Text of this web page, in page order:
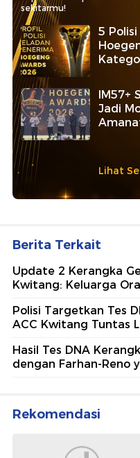
sekitarmu!
5
IM57+
Jadi
Lihat
Berita Terkait
Update 2 Kerangka
Kwitang: Keluarga
Polisi Targetkan Tes
ACC Kwitang Tuntas
Hasil Tes DNA
dengan Farhan-Reno
Rekomendasi